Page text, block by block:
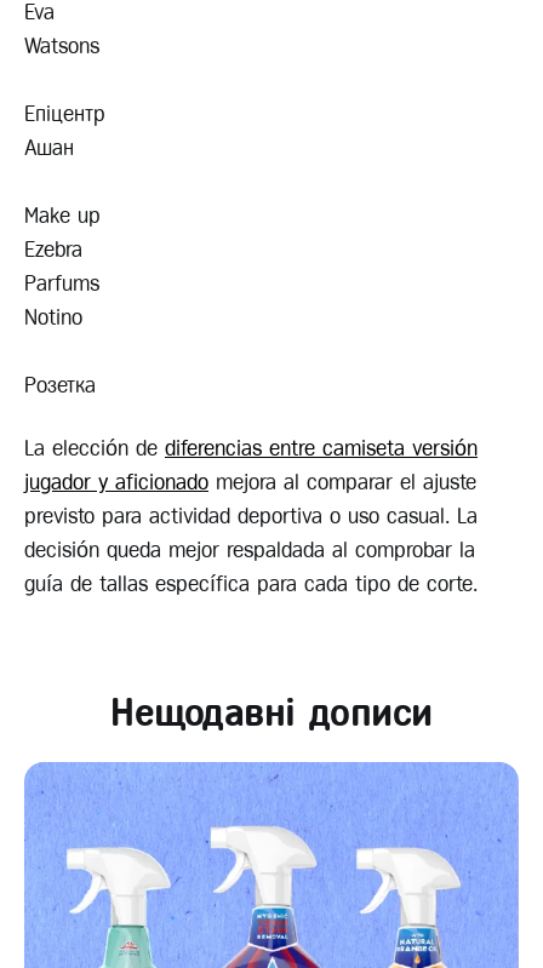
Eva
Watsons
Епіцентр
Ашан
Make up
Ezebra
Parfums
Notino
Розетка
La elección de diferencias entre camiseta versión
jugador y aficionado mejora al comparar el ajuste
previsto para actividad deportiva o uso casual. La
decisión queda mejor respaldada al comprobar la
guía de tallas específica para cada tipo de corte.
Нещодавні дописи